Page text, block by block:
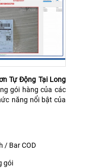
Tự Động Tại Long
gói hàng của các
năng nổi bật của
/ Bar COD
gói